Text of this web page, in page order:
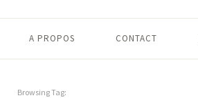
A PROPOS CONTACT
Browsing Tag: